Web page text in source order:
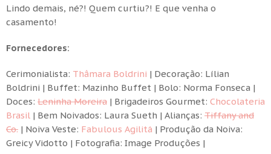
Lindo demais, né?! Quem curtiu?! E que venha o
casamento!
Fornecedores:
Cerimonialista: Thâmara Boldrini | Decoração: Lílian
Boldrini | Buffet: Mazinho Buffet | Bolo: Norma Fonseca |
Doces: Leninha Moreira | Brigadeiros Gourmet: Chocolateria
Brasil | Bem Noivados: Laura Sueth | Alianças: Tiffany and
Co. | Noiva Veste: Fabulous Agilitá | Produção da Noiva:
Greicy Vidotto | Fotografia: Image Produções |